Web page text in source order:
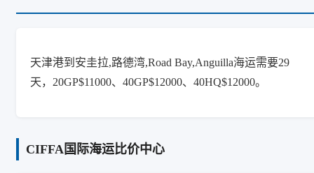
天津港到安圭拉,路德湾,Road Bay,Anguilla海运需要29
天，20GP$11000、40GP$12000、40HQ$12000。
CIFFA国际海运比价中心